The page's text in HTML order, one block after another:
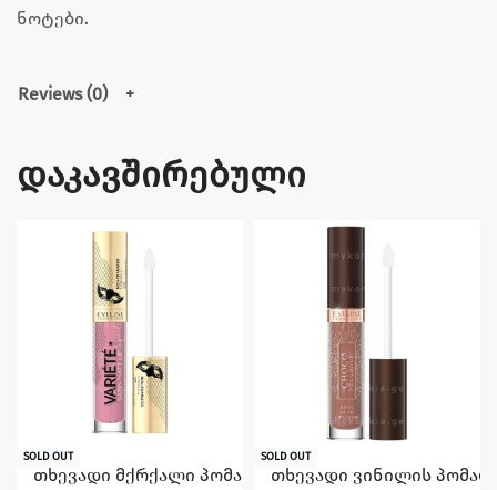
ნოტები.
Reviews (0)
დაკავშირებული
SOLD OUT
თხევადი მქრქალი პომადა ჰიალურონის მჟავით No12
SOLD OUT
თხევადი ვინილის პომადა